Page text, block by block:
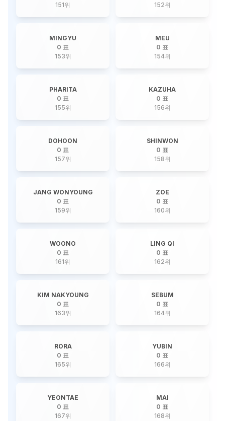
151위
152위
MINGYU
0 표
153위
MEU
0 표
154위
PHARITA
0 표
155위
KAZUHA
0 표
156위
DOHOON
0 표
157위
SHINWON
0 표
158위
JANG WONYOUNG
0 표
159위
ZOE
0 표
160위
WOONO
0 표
161위
LING QI
0 표
162위
KIM NAKYOUNG
0 표
163위
SEBUM
0 표
164위
RORA
0 표
165위
YUBIN
0 표
166위
YEONTAE
0 표
167위
MAI
0 표
168위